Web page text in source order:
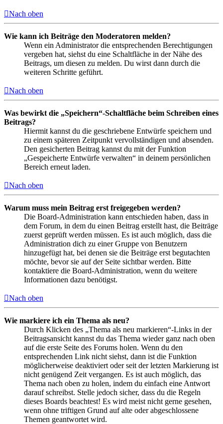
Nach oben
Wie kann ich Beiträge den Moderatoren melden?
Wenn ein Administrator die entsprechenden Berechtigungen
vergeben hat, siehst du eine Schaltfläche in der Nähe des
Beitrags, um diesen zu melden. Du wirst dann durch die
weiteren Schritte geführt.
Nach oben
Was bewirkt die „Speichern“-Schaltfläche beim Schreiben eines
Beitrags?
Hiermit kannst du die geschriebene Entwürfe speichern und
zu einem späteren Zeitpunkt vervollständigen und absenden.
Den gesicherten Beitrag kannst du mit der Funktion
„Gespeicherte Entwürfe verwalten“ in deinem persönlichen
Bereich erneut laden.
Nach oben
Warum muss mein Beitrag erst freigegeben werden?
Die Board-Administration kann entschieden haben, dass in
dem Forum, in dem du einen Beitrag erstellt hast, die Beiträge
zuerst geprüft werden müssen. Es ist auch möglich, dass die
Administration dich zu einer Gruppe von Benutzern
hinzugefügt hat, bei denen sie die Beiträge erst begutachten
möchte, bevor sie auf der Seite sichtbar werden. Bitte
kontaktiere die Board-Administration, wenn du weitere
Informationen dazu benötigst.
Nach oben
Wie markiere ich ein Thema als neu?
Durch Klicken des „Thema als neu markieren“-Links in der
Beitragsansicht kannst du das Thema wieder ganz nach oben
auf die erste Seite des Forums holen. Wenn du den
entsprechenden Link nicht siehst, dann ist die Funktion
möglicherweise deaktiviert oder seit der letzten Markierung ist
nicht genügend Zeit vergangen. Es ist auch möglich, das
Thema nach oben zu holen, indem du einfach eine Antwort
darauf schreibst. Stelle jedoch sicher, dass du die Regeln
dieses Boards beachtest! Es wird meist nicht gerne gesehen,
wenn ohne triftigen Grund auf alte oder abgeschlossene
Themen geantwortet wird.